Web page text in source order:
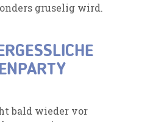
gruselig wird.
bald wieder vor